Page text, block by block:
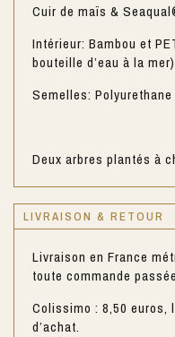
Cuir de maïs &
Intérieur: Bambou et
bouteille d’eau à la mer)
Semelles:
Deux arbres plantés à
LIVRAISON & RETOUR
Livraison en France
toute commande
Colissimo : 8,50 euros,
d’achat.